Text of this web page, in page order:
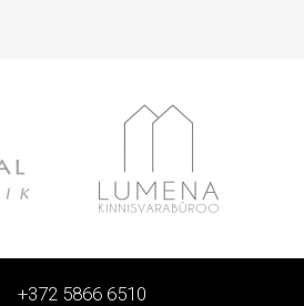
+372 5866 6510